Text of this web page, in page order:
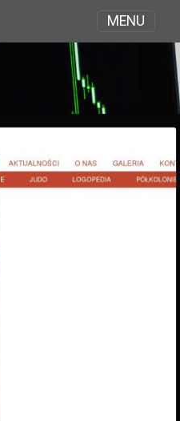
MENU